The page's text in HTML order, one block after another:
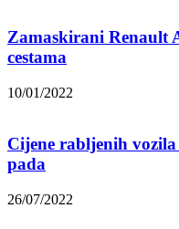
Zamaskirani Renault
cestama
10/01/2022
Cijene rabljenih
pada
26/07/2022